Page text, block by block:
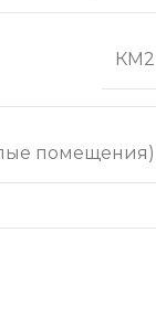
КМ2
помещения)